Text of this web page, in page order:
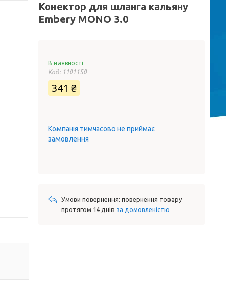
Конектор для шланга кальяну
Embery MONO 3.0
В наявності
Код: 1101150
341 ₴
Компанія тимчасово не приймає
замовлення
повернення товару
протягом 14 днів за домовленістю